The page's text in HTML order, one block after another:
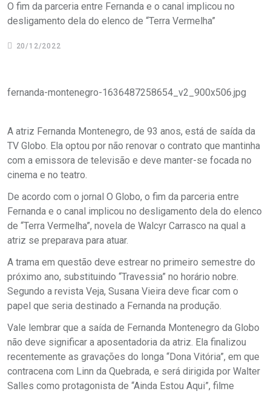
O fim da parceria entre Fernanda e o canal implicou no
desligamento dela do elenco de “Terra Vermelha”
20/12/2022
fernanda-montenegro-1636487258654_v2_900x506.jpg
A atriz Fernanda Montenegro, de 93 anos, está de saída da
TV Globo. Ela optou por não renovar o contrato que mantinha
com a emissora de televisão e deve manter-se focada no
cinema e no teatro.
De acordo com o jornal O Globo, o fim da parceria entre
Fernanda e o canal implicou no desligamento dela do elenco
de “Terra Vermelha”, novela de Walcyr Carrasco na qual a
atriz se preparava para atuar.
A trama em questão deve estrear no primeiro semestre do
próximo ano, substituindo “Travessia” no horário nobre.
Segundo a revista Veja, Susana Vieira deve ficar com o
papel que seria destinado a Fernanda na produção.
Vale lembrar que a saída de Fernanda Montenegro da Globo
não deve significar a aposentadoria da atriz. Ela finalizou
recentemente as gravações do longa “Dona Vitória”, em que
contracena com Linn da Quebrada, e será dirigida por Walter
Salles como protagonista de “Ainda Estou Aqui”, filme